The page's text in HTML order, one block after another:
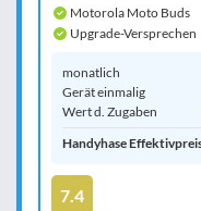
Motorola Moto Buds
Upgrade-Versprechen
monatlich
Gerät einmalig
Wert d. Zugaben
Handyhase
7.4